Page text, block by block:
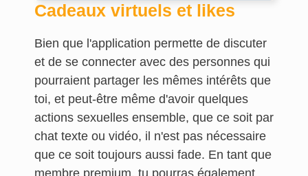
Cadeaux virtuels et likes
Bien que l'application permette de discuter
et de se connecter avec des personnes qui
pourraient partager les mêmes intérêts que
toi, et peut-être même d'avoir quelques
actions sexuelles ensemble, que ce soit par
chat texte ou vidéo, il n'est pas nécessaire
que ce soit toujours aussi fade. En tant que
membre premium, tu pourras également